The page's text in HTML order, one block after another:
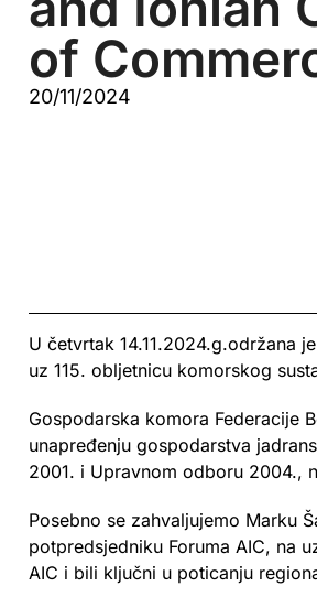
of
20/11/2024
U četvrtak 14.11.2024.g.održana
uz 115. obljetnicu komorskog
Gospodarska komora Federacije
unapređenju gospodarstva
2001. i Upravnom odboru 2004.,
Posebno se zahvaljujemo Marku
potpredsjedniku Foruma AIC, na
AIC i bili ključni u poticanju